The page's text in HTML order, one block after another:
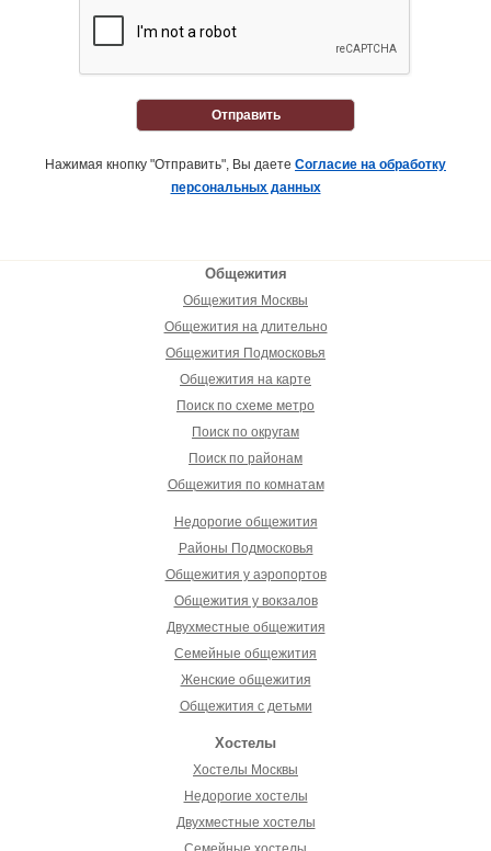
Отправить
Нажимая кнопку "Отправить", Вы даете Согласие на обработку
персональных данных
Общежития
Общежития Москвы
Общежития на длительно
Общежития Подмосковья
Общежития на карте
Поиск по схеме метро
Поиск по округам
Поиск по районам
Общежития по комнатам
Недорогие общежития
Районы Подмосковья
Общежития у аэропортов
Общежития у вокзалов
Двухместные общежития
Семейные общежития
Женские общежития
Общежития с детьми
Хостелы
Хостелы Москвы
Недорогие хостелы
Двухместные хостелы